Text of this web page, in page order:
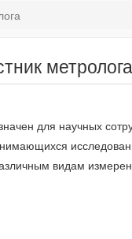
для научных
видам